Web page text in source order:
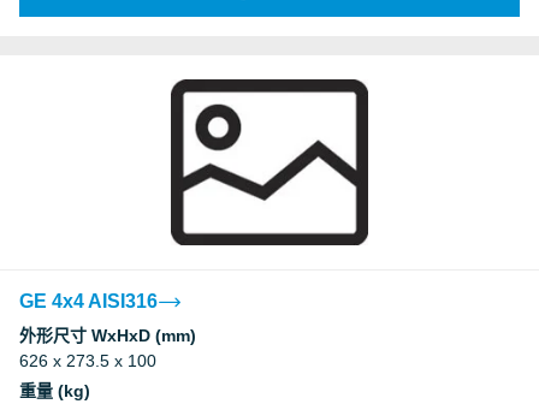
GE 4x4 AISI316
外形尺寸 WxHxD (mm)
626 x 273.5 x 100
重量 (kg)